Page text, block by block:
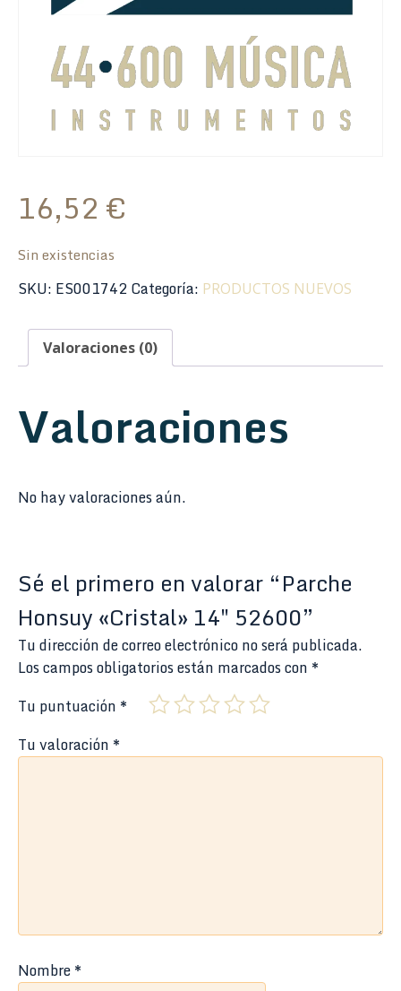
16,52 €
Sin existencias
SKU: ES001742Categoría: PRODUCTOS NUEVOS
Valoraciones (0)
Valoraciones
No hay valoraciones aún.
Sé el primero en valorar “Parche
Honsuy «Cristal» 14″ 52600”
Tu dirección de correo electrónico no será publicada.
Los campos obligatorios están marcados con *
Tu puntuación *
Tu valoración *
Nombre*